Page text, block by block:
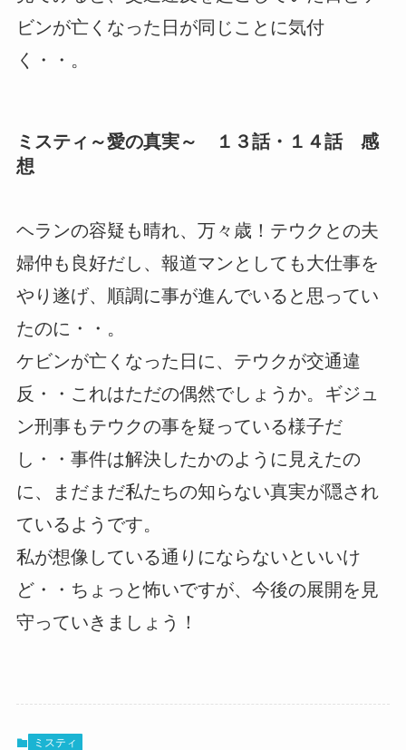
ビンが亡くなった日が同じことに気付
く・・。
ミスティ～愛の真実～ １３話・１４話 感
想
ヘランの容疑も晴れ、万々歳！テウクとの夫
婦仲も良好だし、報道マンとしても大仕事を
やり遂げ、順調に事が進んでいると思ってい
たのに・・。
ケビンが亡くなった日に、テウクが交通違
反・・これはただの偶然でしょうか。ギジュ
ン刑事もテウクの事を疑っている様子だ
し・・事件は解決したかのように見えたの
に、まだまだ私たちの知らない真実が隠され
ているようです。
私が想像している通りにならないといいけ
ど・・ちょっと怖いですが、今後の展開を見
守っていきましょう！
ミスティ